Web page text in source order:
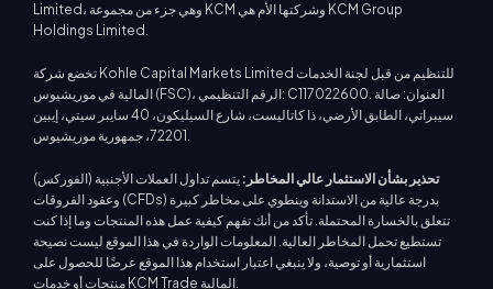
Limited، وهي جزء من مجموعة KCM وشركتها الأم هي KCM Group
Holdings Limited.
تخضع شركة Kohle Capital Markets Limited للتنظيم من قبل لجنة الخدمات
المالية في موريشيوس (FSC)، الرقم التنظيمي: C117022600. العنوان: صالة
سيبراتي، الطابق الأرضي، ذا كاتاليست، شارع السيليكون، 40 سايبر سيتي، إيبين
72201، جمهورية موريشيوس.
تحذير بشأن الاستثمار عالي المخاطر: يتسم تداول العملات الأجنبية (الفوركس)
وعقود الفروقات (CFDs) بدرجة عالية من الاستدانة وينطوي على مخاطر كبيرة
تتعلق بالخسارة المحتملة. تأكد من أنك تفهم كيفية عمل هذه المنتجات وما إذا كنت
تستطيع تحمل المخاطر العالية. المعلومات الواردة في هذا الموقع ليست نصيحة
استثمارية أو توصية، ولا ينبغي اعتبار استخدام هذا الموقع عرضًا للحصول على
منتجات أو خدمات KCM Trade المالية.